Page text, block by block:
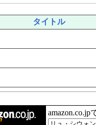
タイトル
amazon.co.jp